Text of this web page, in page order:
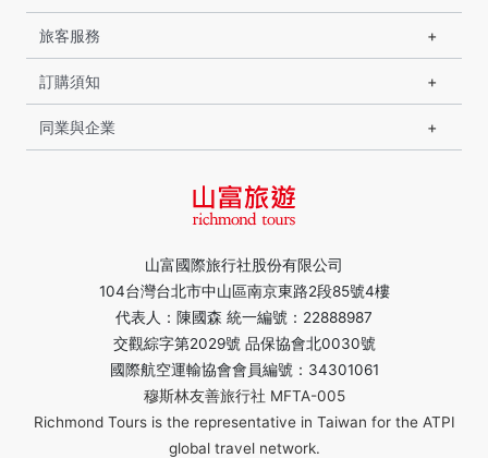
山富國際旅行社股份有限公司
104台灣台北市中山區南京東路2段85號4樓
代表人：陳國森 統一編號：22888987
交觀綜字第2029號 品保協會北0030號
國際航空運輸協會會員編號：34301061
穆斯林友善旅行社 MFTA-005
Richmond Tours is the representative in Taiwan for the ATPI
global travel network.
旅客服務
訂購須知
同業與企業